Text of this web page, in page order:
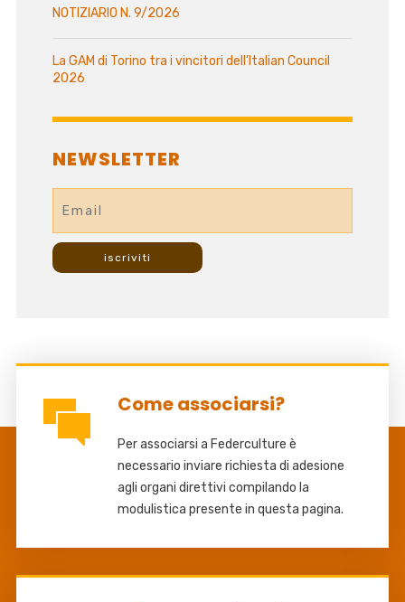
NOTIZIARIO N. 9/2026
La GAM di Torino tra i vincitori dell’Italian Council
2026
NEWSLETTER
Come associarsi?
Per associarsi a Federculture è
necessario inviare richiesta di adesione
agli organi direttivi compilando la
modulistica presente in questa pagina.